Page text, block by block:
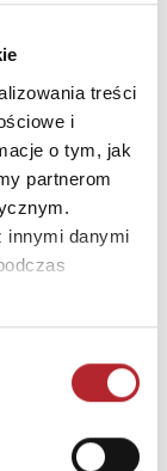
treści
i
o tym, jak
partnerom
innymi danymi
poniżej 3
ze
nie
osoby